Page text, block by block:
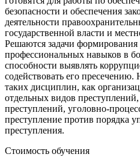
безопасности и обеспечения
деятельности
государственной власти и
Решаются задачи
профессиональных навыков в
способности выявлять
содействовать его пресечению.
таких дисциплин, как
отдельных видов
преступлений, уголовно-
преступление против порядка
преступления.
Стоимость обучения